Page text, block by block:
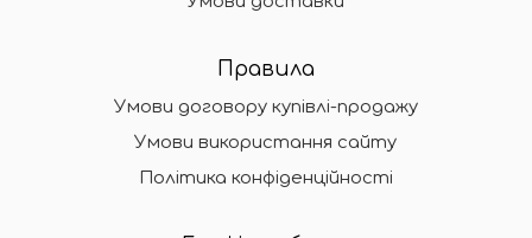
Правила
Умови договору купівлі-продажу
Умови використання сайту
Політика конфіденційності